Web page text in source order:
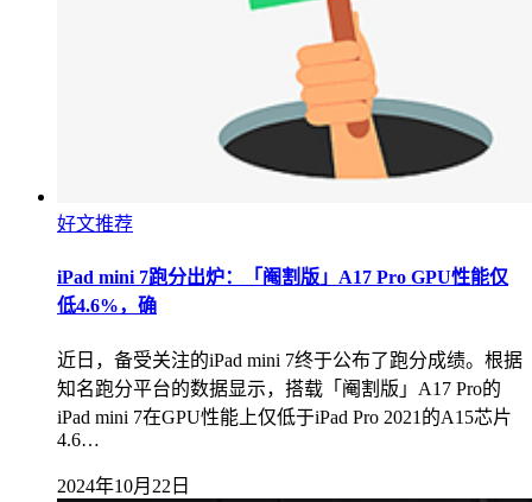
好文推荐
iPad mini 7跑分出炉：「阉割版」A17 Pro GPU性能仅
低4.6%，确
近日，备受关注的iPad mini 7终于公布了跑分成绩。根据
知名跑分平台的数据显示，搭载「阉割版」A17 Pro的
iPad mini 7在GPU性能上仅低于iPad Pro 2021的A15芯片
4.6…
2024年10月22日